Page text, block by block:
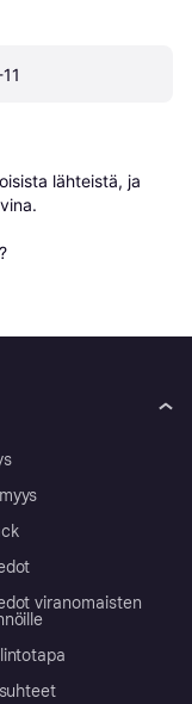
lähteistä, ja
viranomaisten